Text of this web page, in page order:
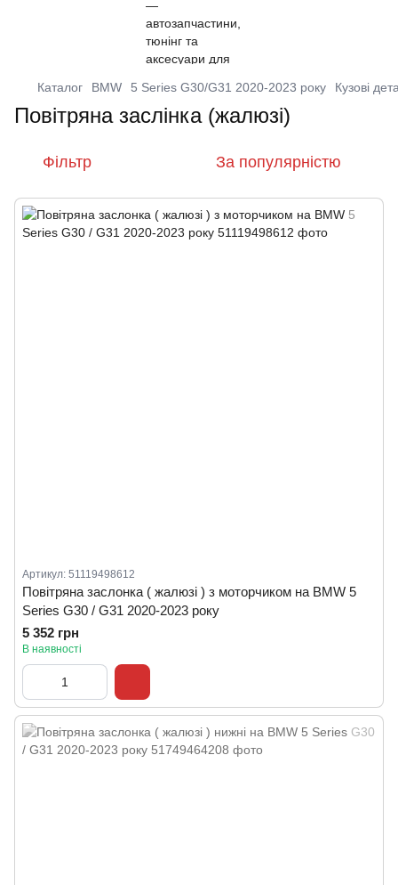
Каталог BMW 5 Series G30/G31 2020-2023 року Кузові
Повітряна заслінка (жалюзі)
Фільтр За популярністю
Артикул: 51119498612
Повітряна заслонка ( жалюзі ) з моторчиком на BMW 5
Series G30 / G31 2020-2023 року
5 352 грн
В наявності